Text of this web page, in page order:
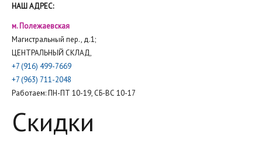
НАШ АДРЕС:
м. Полежаевская
Магистральный пер., д.1;
ЦЕНТРАЛЬНЫЙ СКЛАД,
+7 (916) 499-7669
+7 (963) 711-2048
Работаем: ПН-ПТ 10-19, СБ-ВС 10-17
Скидки